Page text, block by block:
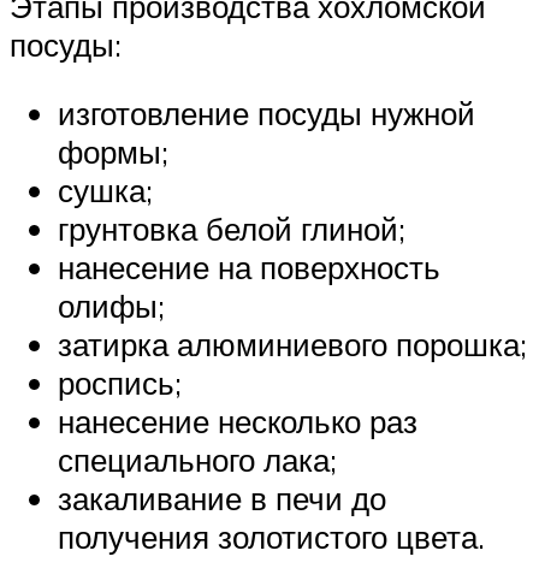
посуды:
изготовление посуды нужной
формы;
сушка;
грунтовка белой глиной;
нанесение на поверхность
олифы;
затирка алюминиевого порошка;
роспись;
нанесение несколько раз
специального лака;
закаливание в печи до
получения золотистого цвета.